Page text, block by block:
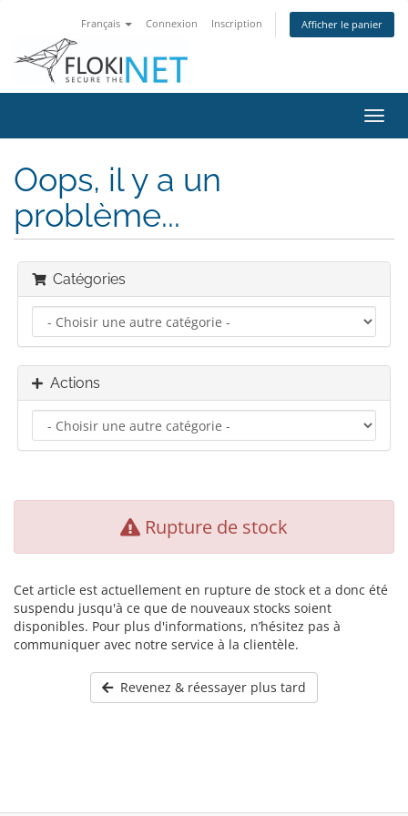
Français Connexion Inscription Afficher le panier
la
Oops, il y a un
problème...
Catégories
Actions
Rupture de stock
Cet article est actuellement en rupture de stock et a donc été
suspendu jusqu'à ce que de nouveaux stocks soient
disponibles. Pour plus d'informations, n’hésitez pas à
communiquer avec notre service à la clientèle.
Revenez & réessayer plus tard